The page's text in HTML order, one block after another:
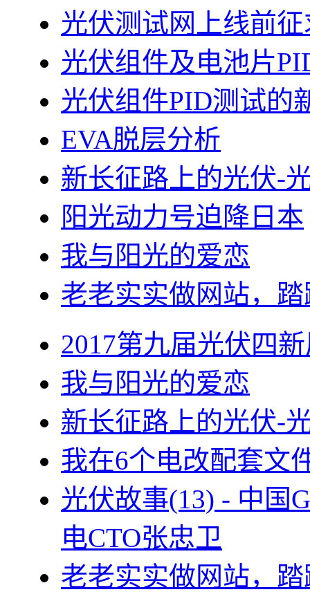
光伏测试网上线前
光伏组件及电池片
光伏组件PID测试的
EVA脱层分析
新长征路上的光伏-
阳光动力号迫降日本
我与阳光的爱恋
老老实实做网站，
2017第九届光伏四
我与阳光的爱恋
新长征路上的光伏-
我在6个电改配套文
光伏故事(13) - 中国
电CTO张忠卫
老老实实做网站，